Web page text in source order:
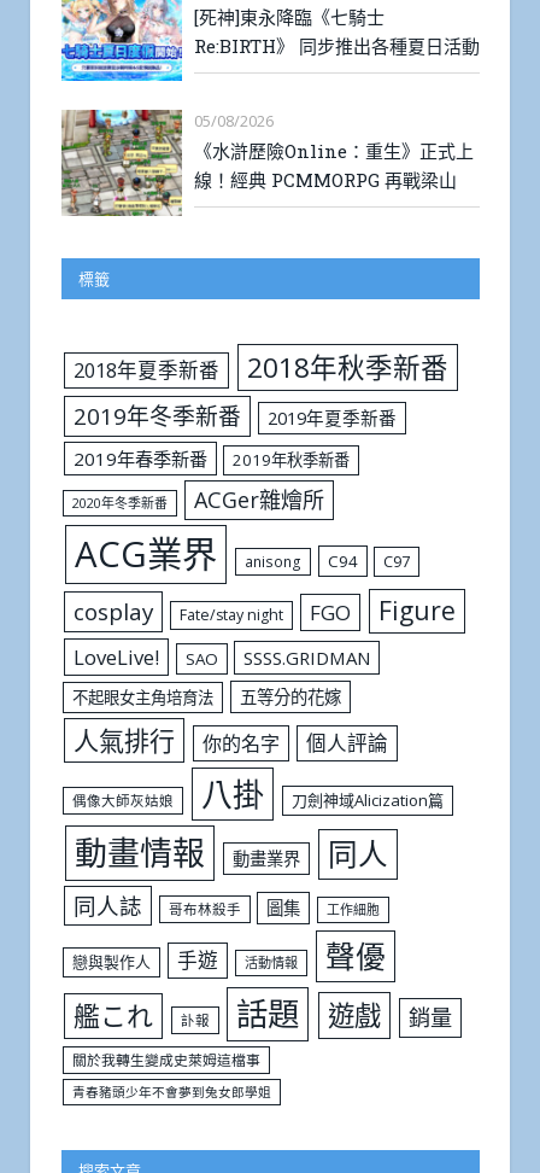
[死神]東永降臨《七騎士
Re:BIRTH》 同步推出各種夏日活動
05/08/2026
《水滸歷險Online：重生》正式上
線！經典 PCMMORPG 再戰梁山
標籤
2018年夏季新番 2018年秋季新番
2019年冬季新番
2019年夏季新番
2019年春季新番
2019年秋季新番
2020年冬季新番 ACGer雜燴所
ACG業界 anisong C94 C97
cosplay Fate/stay night FGO Figure
LoveLive! SAO SSSS.GRIDMAN
不起眼女主角培育法 五等分的花嫁
人氣排行 你的名字 個人評論
偶像大師灰姑娘 八掛 刀劍神域Alicization篇
動畫情報 動畫業界 同人
同人誌 哥布林殺手 圖集 工作細胞
戀與製作人 手遊 活動情報 聲優
艦これ 訃報 話題 遊戲 銷量
關於我轉生變成史萊姆這檔事
青春豬頭少年不會夢到兔女郎學姐